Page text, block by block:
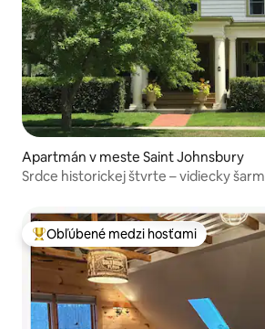
Apartmán v meste Saint Johnsbury
Srdce historickej štvrte – vidiecky šarm
Najobľúbenejšie medzi hosťami
Obľúbené medzi hosťami